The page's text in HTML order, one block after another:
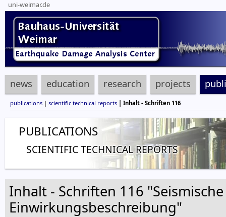
uni-weimar.de
news education research projects
publications | scientific technical reports | Inhalt - Schriften 116
PUBLICATIONS
SCIENTIFIC TECHNICAL REPORTS
Inhalt - Schriften 116
Einwirkungsbeschreibung"